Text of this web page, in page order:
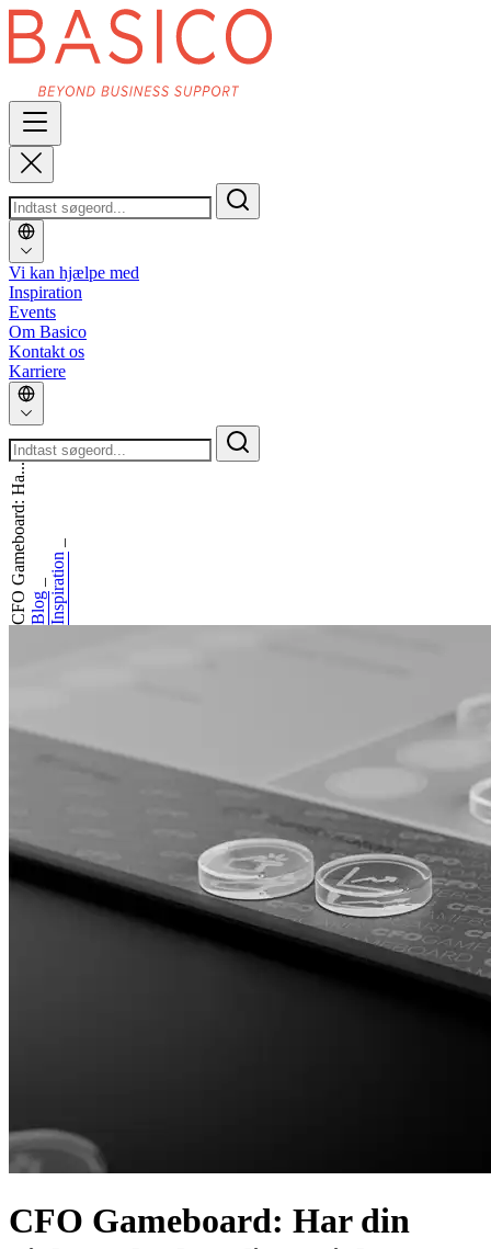
Vi kan hjælpe med
Inspiration
Events
Om Basico
Kontakt os
Karriere
Inspiration
_
Blog
_
CFO Gameboard: Ha...
CFO Gameboard: Har din